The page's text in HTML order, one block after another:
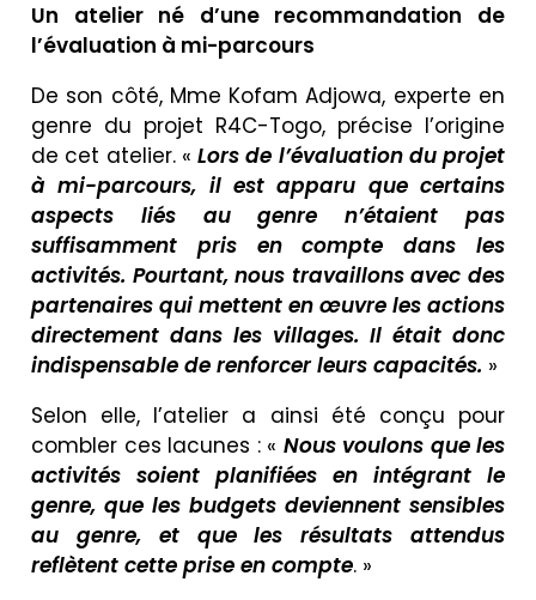
Un atelier né d’une recommandation de
l’évaluation à mi-parcours
De son côté, Mme Kofam Adjowa, experte en
genre du projet R4C-Togo, précise l’origine
de cet atelier. « Lors de l’évaluation du projet
à mi-parcours, il est apparu que certains
aspects liés au genre n’étaient pas
suffisamment pris en compte dans les
activités. Pourtant, nous travaillons avec des
partenaires qui mettent en œuvre les actions
directement dans les villages. Il était donc
indispensable de renforcer leurs capacités. »
Selon elle, l’atelier a ainsi été conçu pour
combler ces lacunes : « Nous voulons que les
activités soient planifiées en intégrant le
genre, que les budgets deviennent sensibles
au genre, et que les résultats attendus
reflètent cette prise en compte. »